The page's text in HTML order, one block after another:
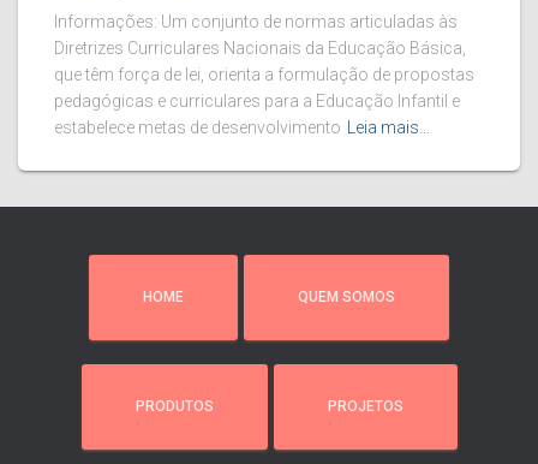
Informações: Um conjunto de normas articuladas às
Diretrizes Curriculares Nacionais da Educação Básica,
que têm força de lei, orienta a formulação de propostas
pedagógicas e curriculares para a Educação Infantil e
estabelece metas de desenvolvimento
Leia mais…
HOME QUEM SOMOS
PRODUTOS PROJETOS